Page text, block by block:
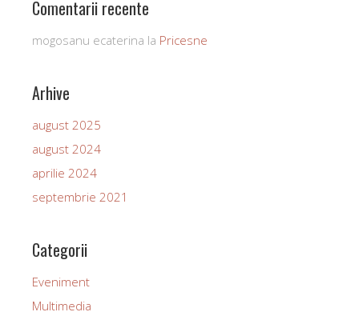
Comentarii recente
mogosanu ecaterina la Pricesne
Arhive
august 2025
august 2024
aprilie 2024
septembrie 2021
Categorii
Eveniment
Multimedia